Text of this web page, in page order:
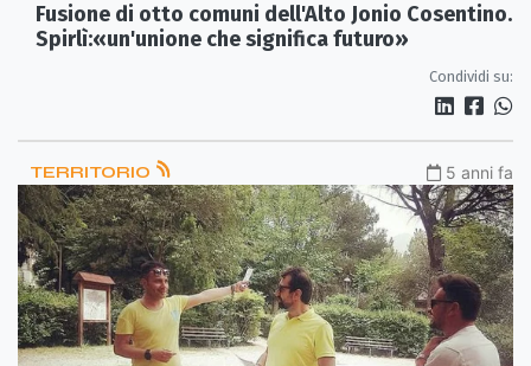
Fusione di otto comuni dell'Alto Jonio Cosentino.
Spirlì:«un'unione che significa futuro»
Condividi su:
TERRITORIO 5 anni fa